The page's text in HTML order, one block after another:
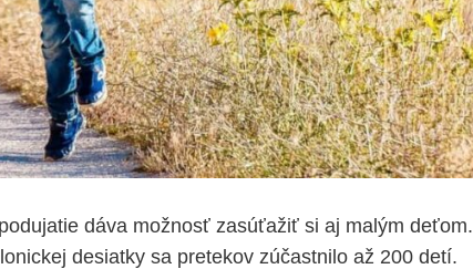
dáva možnosť zasúťažiť si aj malým deťom.
desiatky sa pretekov zúčastnilo až 200 detí.